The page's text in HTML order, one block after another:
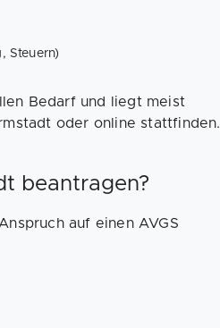
Steuern)
Bedarf und liegt meist
oder online stattfinden.
beantragen?
auf einen AVGS